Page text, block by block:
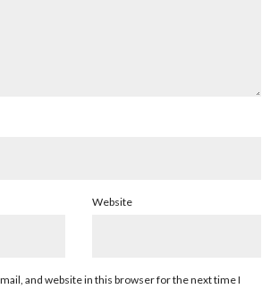
Website
and website in this browser for the next time I